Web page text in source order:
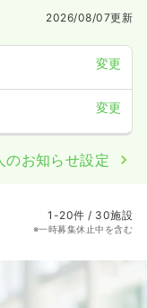
2026/08/07更新
変更
変更
のお知らせ設定
1-20件 / 30施設
※一時募集休止中を含む